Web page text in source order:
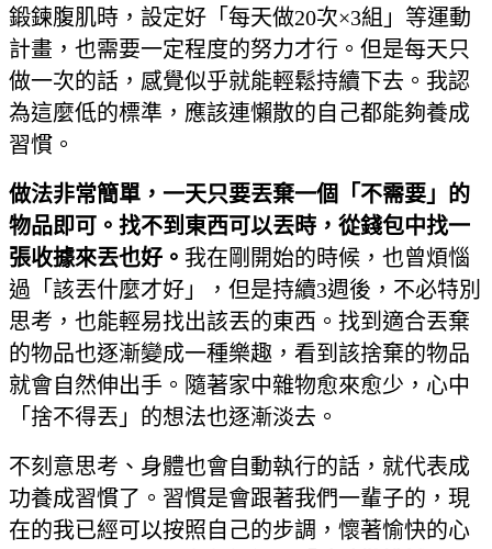
鍛鍊腹肌時，設定好「每天做20次×3組」等運動
計畫，也需要一定程度的努力才行。但是每天只
做一次的話，感覺似乎就能輕鬆持續下去。我認
為這麼低的標準，應該連懶散的自己都能夠養成
習慣。
做法非常簡單，一天只要丟棄一個「不需要」的
物品即可。找不到東西可以丟時，從錢包中找一
張收據來丟也好。 我在剛開始的時候，也曾煩惱
過「該丟什麼才好」，但是持續3週後，不必特別
思考，也能輕易找出該丟的東西。找到適合丟棄
的物品也逐漸變成一種樂趣，看到該捨棄的物品
就會自然伸出手。隨著家中雜物愈來愈少，心中
「捨不得丟」的想法也逐漸淡去。
不刻意思考、身體也會自動執行的話，就代表成
功養成習慣了。習慣是會跟著我們一輩子的，現
在的我已經可以按照自己的步調，懷著愉快的心